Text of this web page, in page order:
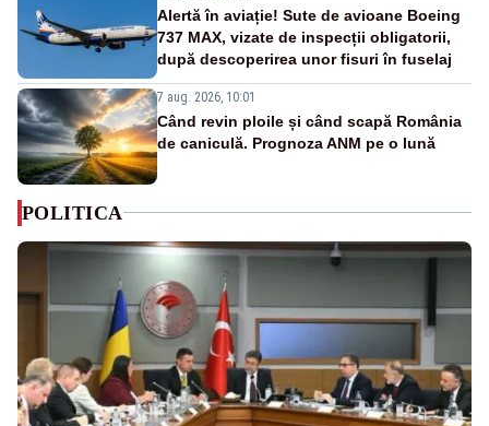
Alertă în aviație! Sute de avioane Boeing
737 MAX, vizate de inspecții obligatorii,
după descoperirea unor fisuri în fuselaj
7 aug. 2026, 10:01
Când revin ploile și când scapă România
de caniculă. Prognoza ANM pe o lună
POLITICA